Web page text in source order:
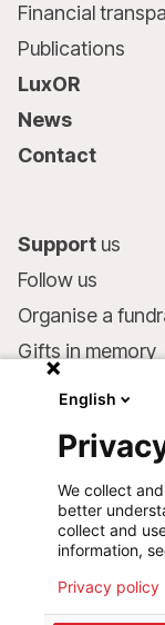
Financial
Publications
LuxOR
News
Contact
Support us
Follow us
Organise a
Gifts in memory
Make a
Bank account:
LU75 1111
Behavioural
English
We collect
better
collect and
information,
Privacy policy